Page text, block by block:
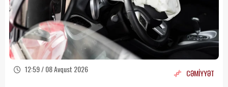
12:59 / 08 Avqust 2026 CƏMİYYƏT